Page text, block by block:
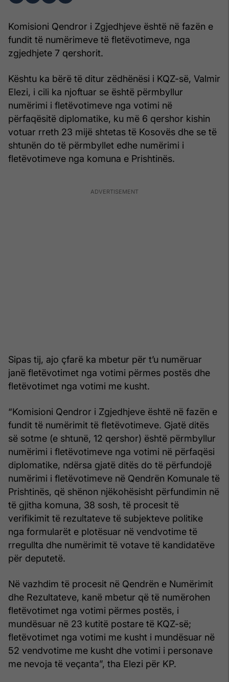
Komisioni Qendror i Zgjedhjeve është në fazën e
fundit të numërimeve të fletëvotimeve, nga
zgjedhjete 7 qershorit.
Kështu ka bërë të ditur zëdhënësi i KQZ-së, Valmir
Elezi, i cili ka njoftuar se është përmbyllur
numërimi i fletëvotimeve nga votimi në
përfaqësitë diplomatike, ku më 6 qershor kishin
votuar rreth 23 mijë shtetas të Kosovës dhe se të
shtunën do të përmbyllet edhe numërimi i
fletëvotimeve nga komuna e Prishtinës.
Sipas tij, ajo çfarë ka mbetur për t’u numëruar
janë fletëvotimet nga votimi përmes postës dhe
fletëvotimet nga votimi me kusht.
“Komisioni Qendror i Zgjedhjeve është në fazën e
fundit të numërimit të fletëvotimeve. Gjatë ditës
së sotme (e shtunë, 12 qershor) është përmbyllur
numërimi i fletëvotimeve nga votimi në përfaqësi
diplomatike, ndërsa gjatë ditës do të përfundojë
numërimi i fletëvotimeve në Qendrën Komunale të
Prishtinës, që shënon njëkohësisht përfundimin në
të gjitha komuna, 38 sosh, të procesit të
verifikimit të rezultateve të subjekteve politike
nga formularët e plotësuar në vendvotime të
rregullta dhe numërimit të votave të kandidatëve
për deputetë.
Në vazhdim të procesit në Qendrën e Numërimit
dhe Rezultateve, kanë mbetur që të numërohen
fletëvotimet nga votimi përmes postës, i
mundësuar në 23 kutitë postare të KQZ-së;
fletëvotimet nga votimi me kusht i mundësuar në
52 vendvotime me kusht dhe votimi i personave
me nevoja të veçanta”, tha Elezi për KP.